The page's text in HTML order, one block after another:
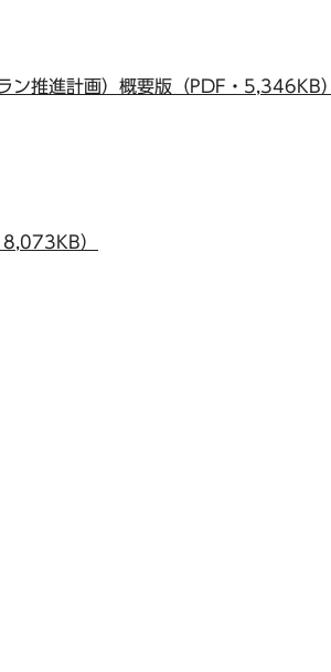
推進計画）概要版（PDF・5,346KB）
）